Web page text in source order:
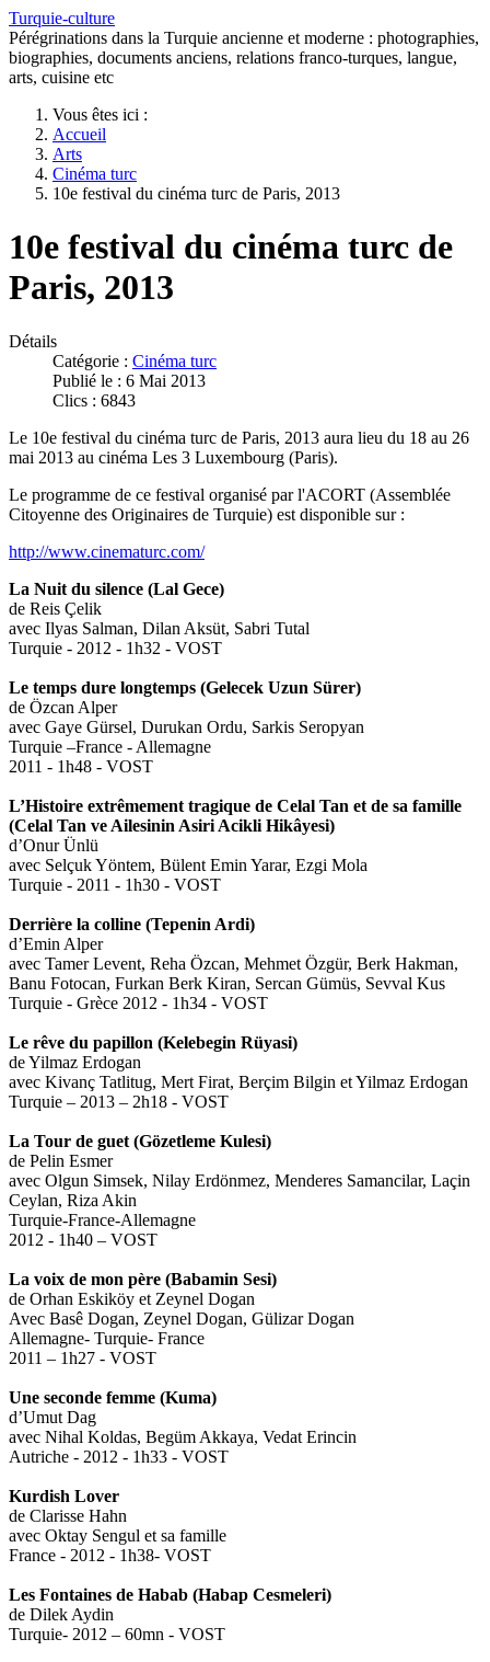
Turquie-culture
Pérégrinations dans la Turquie ancienne et moderne : photographies,
biographies, documents anciens, relations franco-turques, langue,
arts, cuisine etc
Vous êtes ici :
Accueil
Arts
Cinéma turc
10e festival du cinéma turc de Paris, 2013
10e festival du cinéma turc de
Paris, 2013
Détails
Catégorie : Cinéma turc
Publié le : 6 Mai 2013
Clics : 6843
Le 10e festival du cinéma turc de Paris, 2013 aura lieu du 18 au 26
mai 2013 au cinéma Les 3 Luxembourg (Paris).
Le programme de ce festival organisé par l'ACORT (Assemblée
Citoyenne des Originaires de Turquie) est disponible sur :
http://www.cinematurc.com/
La Nuit du silence (Lal Gece)
de Reis Çelik
avec Ilyas Salman, Dilan Aksüt, Sabri Tutal
Turquie - 2012 - 1h32 - VOST
Le temps dure longtemps (Gelecek Uzun Sürer)
de Özcan Alper
avec Gaye Gürsel, Durukan Ordu, Sarkis Seropyan
Turquie –France - Allemagne
2011 - 1h48 - VOST
L’Histoire extrêmement tragique de Celal Tan et de sa famille
(Celal Tan ve Ailesinin Asiri Acikli Hikâyesi)
d’Onur Ünlü
avec Selçuk Yöntem, Bülent Emin Yarar, Ezgi Mola
Turquie - 2011 - 1h30 - VOST
Derrière la colline (Tepenin Ardi)
d’Emin Alper
avec Tamer Levent, Reha Özcan, Mehmet Özgür, Berk Hakman,
Banu Fotocan, Furkan Berk Kiran, Sercan Gümüs, Sevval Kus
Turquie - Grèce 2012 - 1h34 - VOST
Le rêve du papillon (Kelebegin Rüyasi)
de Yilmaz Erdogan
avec Kivanç Tatlitug, Mert Firat, Berçim Bilgin et Yilmaz Erdogan
Turquie – 2013 – 2h18 - VOST
La Tour de guet (Gözetleme Kulesi)
de Pelin Esmer
avec Olgun Simsek, Nilay Erdönmez, Menderes Samancilar, Laçin
Ceylan, Riza Akin
Turquie-France-Allemagne
2012 - 1h40 – VOST
La voix de mon père (Babamin Sesi)
de Orhan Eskiköy et Zeynel Dogan
Avec Basê Dogan, Zeynel Dogan, Gülizar Dogan
Allemagne- Turquie- France
2011 – 1h27 - VOST
Une seconde femme (Kuma)
d’Umut Dag
avec Nihal Koldas, Begüm Akkaya, Vedat Erincin
Autriche - 2012 - 1h33 - VOST
Kurdish Lover
de Clarisse Hahn
avec Oktay Sengul et sa famille
France - 2012 - 1h38- VOST
Les Fontaines de Habab (Habap Cesmeleri)
de Dilek Aydin
Turquie- 2012 – 60mn - VOST